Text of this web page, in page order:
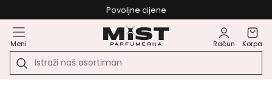
Povoljne cijene
Meni Račun Korpa